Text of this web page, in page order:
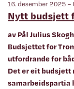
16. desember 2025
Nytt budsjett
av Pål Julius
Budsjettet for
utfordrande for
Det er eit budsjett
samarbeidspartia